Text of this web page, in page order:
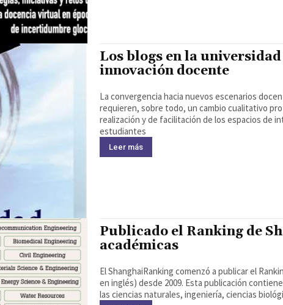
Los blogs en la
innovación docente
La convergencia hacia nuevos escenarios
requieren, sobre todo, un cambio cualitativo
realización y de facilitación de los espacios de
estudiantes
Leer más
Publicado el Ranking de
académicas
El ShanghaiRanking comenzó a publicar el Ranking
en inglés) desde 2009. Esta publicación
las ciencias naturales, ingeniería, ciencias